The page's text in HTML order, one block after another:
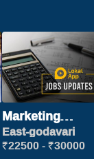
Marketing
Executive
East-godavari
₹22500 - ₹30000